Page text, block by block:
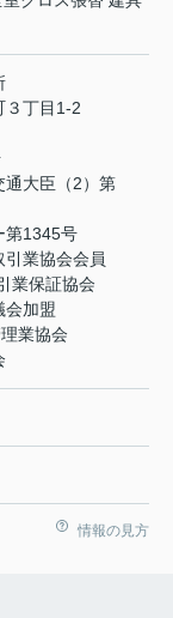
３丁目1-2
大臣（2）第
1345号
引業協会会員
業保証協会
加盟
業協会
情報の見方